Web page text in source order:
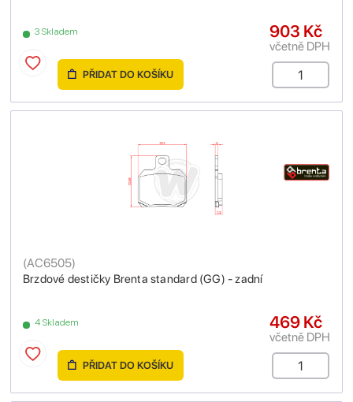
3 Skladem 903 Kč
včetně DPH
PŘIDAT DO KOŠÍKU
Brzdové destičky Brenta standard (GG) - zadní
(AC6505)
4 Skladem 469 Kč
včetně DPH
PŘIDAT DO KOŠÍKU